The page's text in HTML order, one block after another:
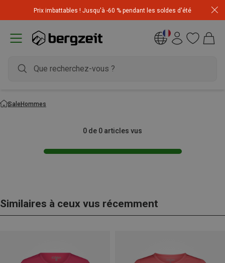
Prix imbattables ! Jusqu'à -60 % pendant les soldes d'été
SaleHommes
0 de 0 articles vus
Similaires à ceux vus récemment